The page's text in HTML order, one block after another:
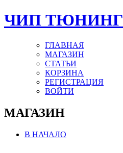
ЧИП ТЮНИНГ
ГЛАВНАЯ
МАГАЗИН
СТАТЬИ
КОРЗИНА
РЕГИСТРАЦИЯ
ВОЙТИ
МАГАЗИН
В НАЧАЛО